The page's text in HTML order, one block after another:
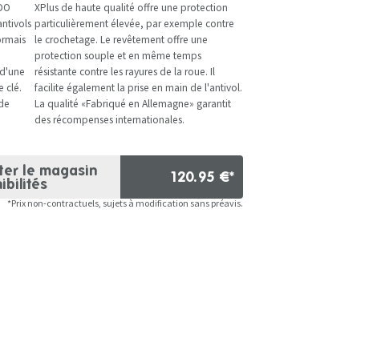
clé.
XPlus de haute qualité offre une protection
particulièrement élevée, par exemple contre
le crochetage. Le revêtement offre une
protection souple et en même temps
résistante contre les rayures de la roue. Il
facilite également la prise en main de l'antivol.
La qualité «Fabriqué en Allemagne» garantit
des récompenses internationales.
le magasin
120.95 €*
*Prix non-contractuels, sujets à modification sans préavis.